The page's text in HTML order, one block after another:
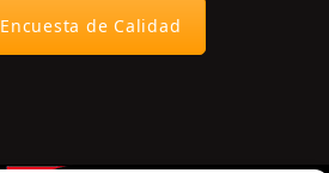
Encuesta de Calidad